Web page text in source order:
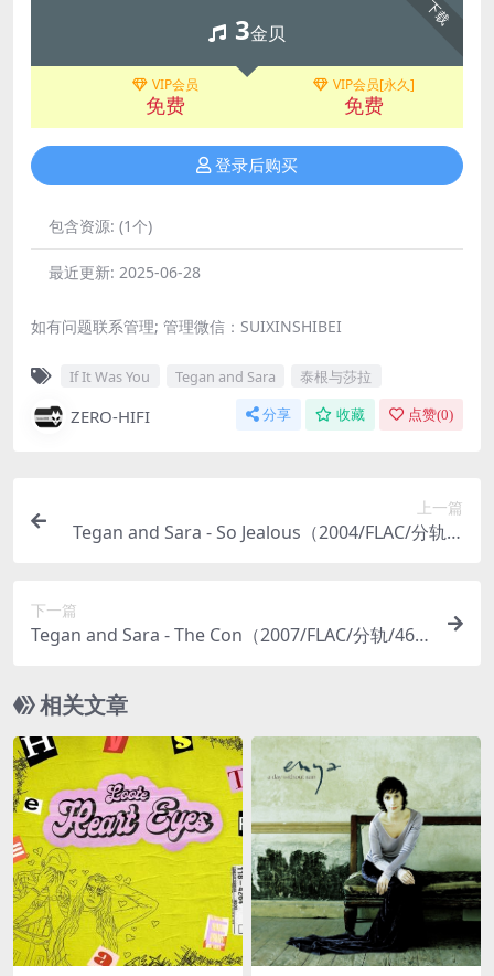
下载
3金贝
VIP会员
免费
VIP会员[永久]
免费
登录后购买
包含资源: (1个)
最近更新: 2025-06-28
如有问题联系管理; 管理微信：SUIXINSHIBEI
If It Was You Tegan and Sara 泰根与莎拉
ZERO-HIFI 分享 收藏 点赞(0)
上一篇
Tegan and Sara - So Jealous（2004/FLAC/分轨/3
下一篇
Tegan and Sara - The Con（2007/FLAC/分轨/464
相关文章